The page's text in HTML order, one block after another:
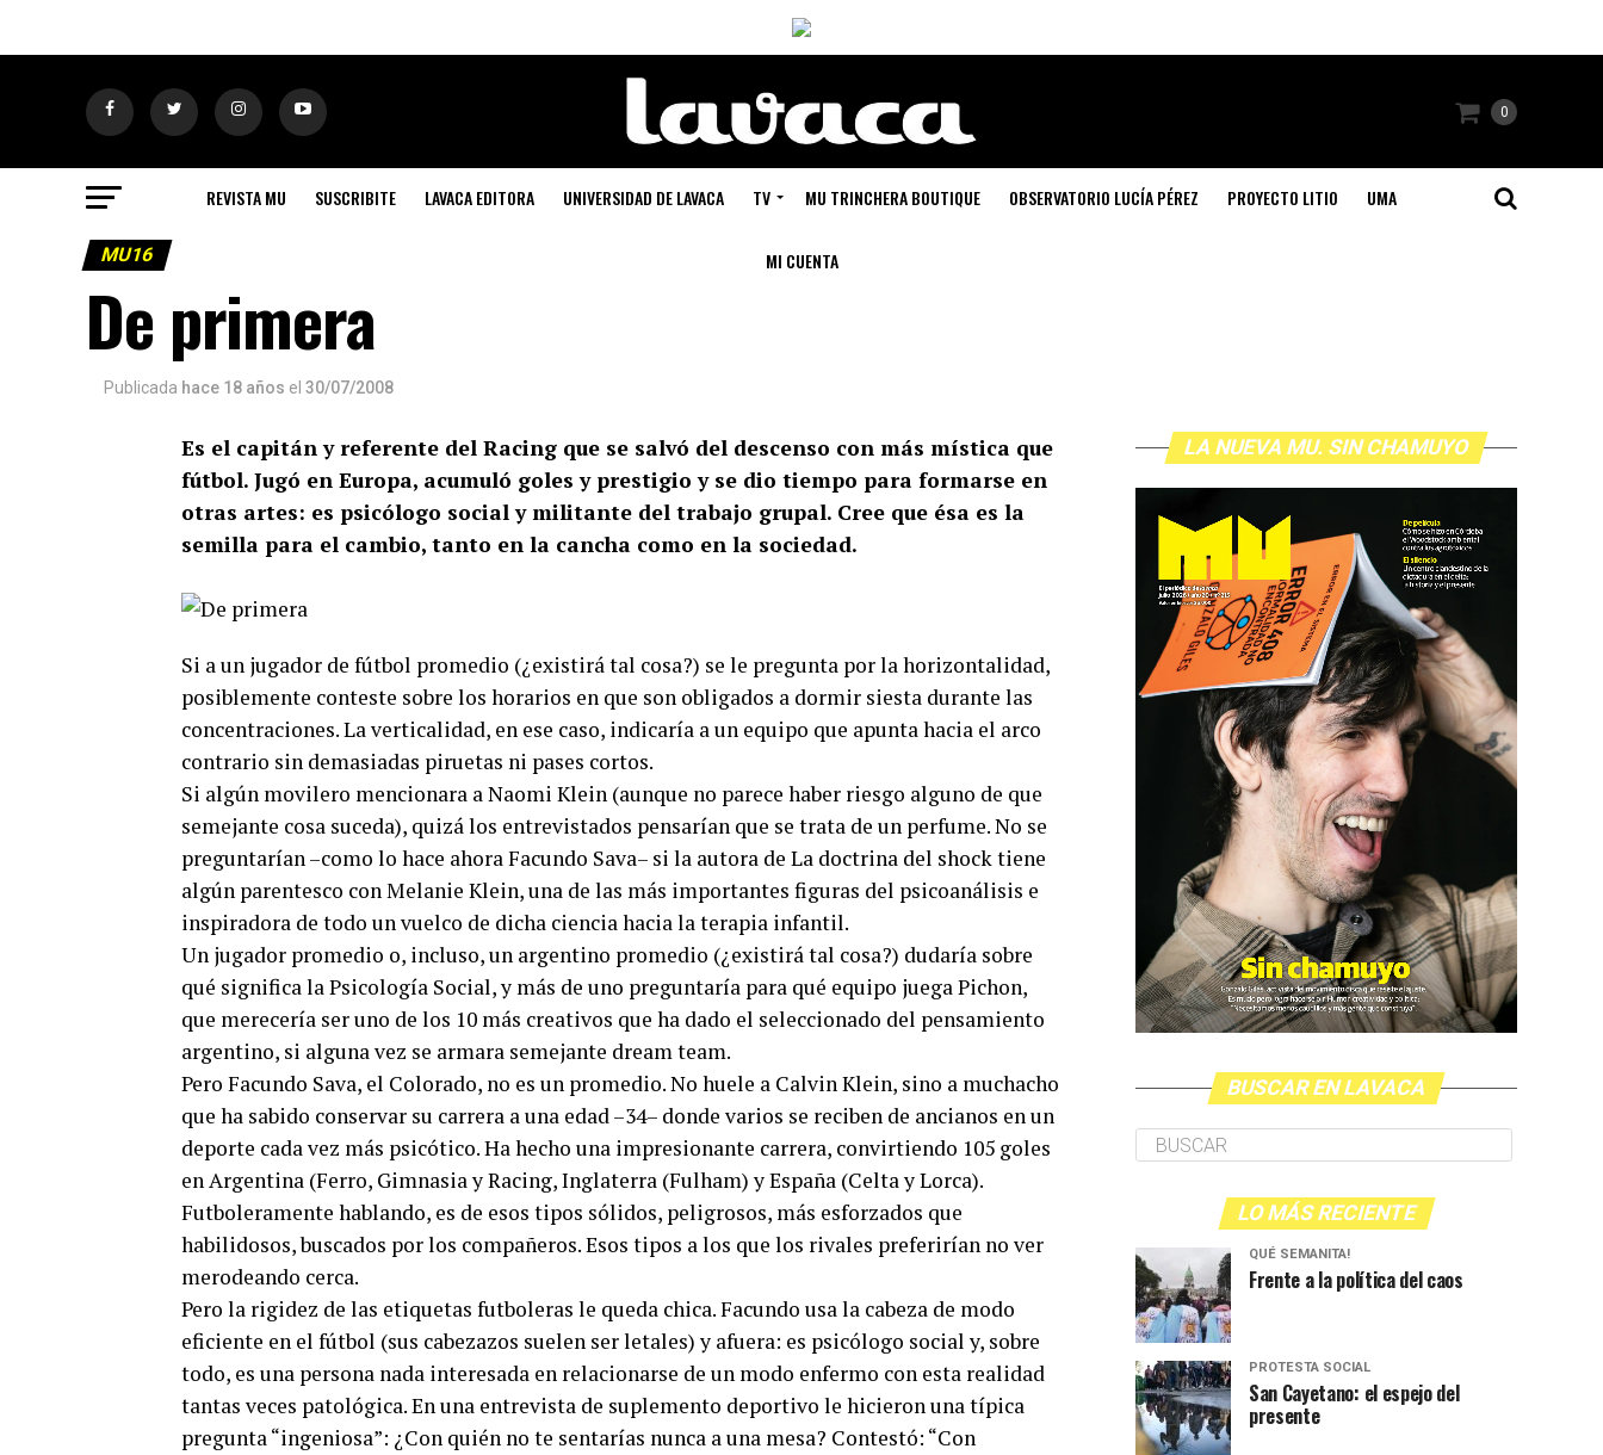
0
REVISTA MU SUSCRIBITE LAVACA EDITORA UNIVERSIDAD DE LAVACA TV MU TRINCHERA BOUTIQUE OBSERVATORIO LUCÍA PÉREZ PROYECTO LITIO UMA
MI CUENTA
MU16
De primera
Publicada hace 18 años el 30/07/2008
Es el capitán y referente del Racing que se salvó del descenso con más mística que
fútbol. Jugó en Europa, acumuló goles y prestigio y se dio tiempo para formarse en
otras artes: es psicólogo social y militante del trabajo grupal. Cree que ésa es la
semilla para el cambio, tanto en la cancha como en la sociedad.
Si a un jugador de fútbol promedio (¿existirá tal cosa?) se le pregunta por la horizontalidad,
posiblemente conteste sobre los horarios en que son obligados a dormir siesta durante las
concentraciones. La verticalidad, en ese caso, indicaría a un equipo que apunta hacia el arco
contrario sin demasiadas piruetas ni pases cortos.
Si algún movilero mencionara a Naomi Klein (aunque no parece haber riesgo alguno de que
semejante cosa suceda), quizá los entrevistados pensarían que se trata de un perfume. No se
preguntarían –como lo hace ahora Facundo Sava– si la autora de La doctrina del shock tiene
algún parentesco con Melanie Klein, una de las más importantes figuras del psicoanálisis e
inspiradora de todo un vuelco de dicha ciencia hacia la terapia infantil.
Un jugador promedio o, incluso, un argentino promedio (¿existirá tal cosa?) dudaría sobre
qué significa la Psicología Social, y más de uno preguntaría para qué equipo juega Pichon,
que merecería ser uno de los 10 más creativos que ha dado el seleccionado del pensamiento
argentino, si alguna vez se armara semejante dream team.
Pero Facundo Sava, el Colorado, no es un promedio. No huele a Calvin Klein, sino a muchacho
que ha sabido conservar su carrera a una edad –34– donde varios se reciben de ancianos en un
deporte cada vez más psicótico. Ha hecho una impresionante carrera, convirtiendo 105 goles
en Argentina (Ferro, Gimnasia y Racing, Inglaterra (Fulham) y España (Celta y Lorca).
Futboleramente hablando, es de esos tipos sólidos, peligrosos, más esforzados que
habilidosos, buscados por los compañeros. Esos tipos a los que los rivales preferirían no ver
merodeando cerca.
Pero la rigidez de las etiquetas futboleras le queda chica. Facundo usa la cabeza de modo
eficiente en el fútbol (sus cabezazos suelen ser letales) y afuera: es psicólogo social y, sobre
todo, es una persona nada interesada en relacionarse de un modo enfermo con esta realidad
tantas veces patológica. En una entrevista de suplemento deportivo le hicieron una típica
pregunta “ingeniosa”: ¿Con quién no te sentarías nunca a una mesa? Contestó: “Con
LA NUEVA MU. SIN CHAMUYO
BUSCAR EN LAVACA
LO MÁS RECIENTE
QUÉ SEMANITA!
Frente a la política del caos
PROTESTA SOCIAL
San Cayetano: el espejo del
presente